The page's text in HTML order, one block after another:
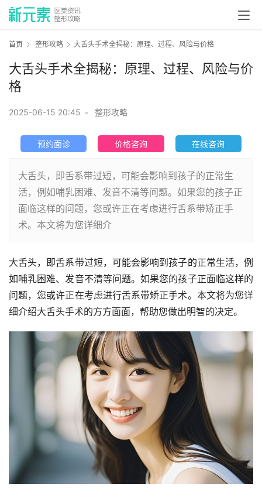
首页 整形攻略 大舌头手术全揭秘：原理、过程、风险与价格
大舌头手术全揭秘：原理、过程、风险与价
格
2025-06-15 20:45 • 整形攻略
预约面诊 价格咨询 在线咨询
大舌头，即舌系带过短，可能会影响到孩子的正常生
活，例如哺乳困难、发音不清等问题。如果您的孩子正
面临这样的问题，您或许正在考虑进行舌系带矫正手
术。本文将为您详细介
大舌头，即舌系带过短，可能会影响到孩子的正常生活，例
如哺乳困难、发音不清等问题。如果您的孩子正面临这样的
问题，您或许正在考虑进行舌系带矫正手术。本文将为您详
细介绍大舌头手术的方方面面，帮助您做出明智的决定。